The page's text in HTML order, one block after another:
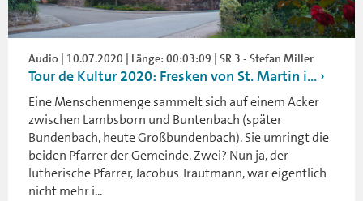
Audio | 10.07.2020 | Länge: 00:03:09 | SR 3 - Stefan Miller
Tour de Kultur 2020: Fresken von St. Martin i...
Eine Menschenmenge sammelt sich auf einem Acker
zwischen Lambsborn und Buntenbach (später
Bundenbach, heute Großbundenbach). Sie umringt die
beiden Pfarrer der Gemeinde. Zwei? Nun ja, der
lutherische Pfarrer, Jacobus Trautmann, war eigentlich
nicht mehr i...